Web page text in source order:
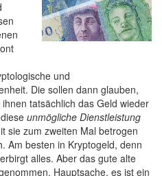
und
Die sollen dann glauben,
tatsächlich das Geld wieder
unmögliche Dienstleistung
sie zum zweiten Mal betrogen
Am besten in Kryptogeld, denn
alles. Aber das gute alte
Hauptsache, es ist ein